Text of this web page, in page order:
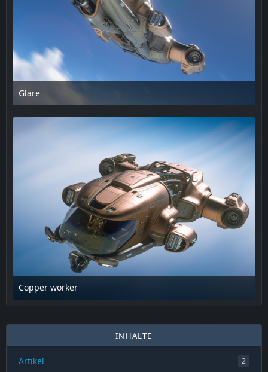
Glare
17. Februar 2025 um 13:48
Copper worker
17. Februar 2025 um 13:48
INHALTE
Artikel 2